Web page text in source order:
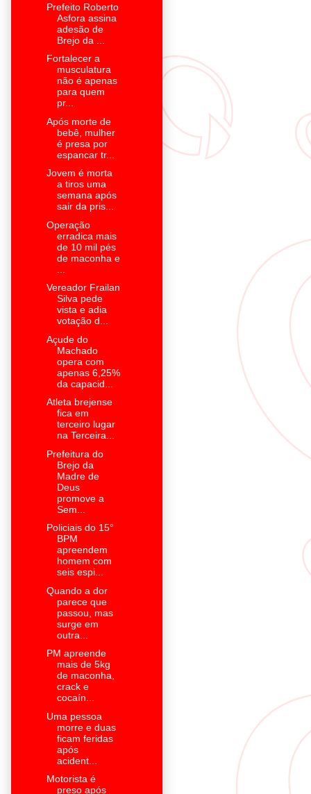
Prefeito Roberto
Asfora assina
adesão de
Brejo da ...
Fortalecer a
musculatura
não é apenas
para quem
pr...
Após morte de
bebê, mulher
é presa por
espancar tr...
Jovem é morta
a tiros uma
semana após
sair da pris...
Operação
erradica mais
de 10 mil pés
de maconha e
Vereador Frailan
Silva pede
vista e adia
votação d...
Açude do
Machado
opera com
apenas 6,25%
da capacid...
Atleta brejense
fica em
terceiro lugar
na Terceira...
Prefeitura do
Brejo da
Madre de
Deus
promove a
Sem...
Policiais do 15°
BPM
apreendem
homem com
seis espi...
Quando a dor
parece que
passou, mas
surge em
outra...
PM apreende
mais de 5kg
de maconha,
crack e
cocaín...
Uma pessoa
morre e duas
ficam feridas
após
acident...
Motorista é
preso após